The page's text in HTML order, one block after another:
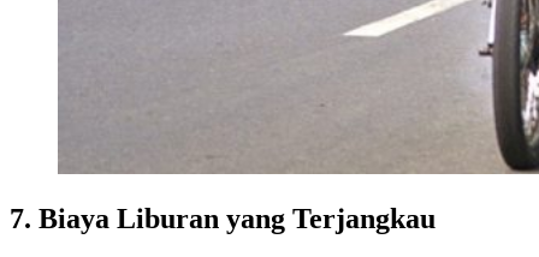
7. Biaya Liburan yang Terjangkau